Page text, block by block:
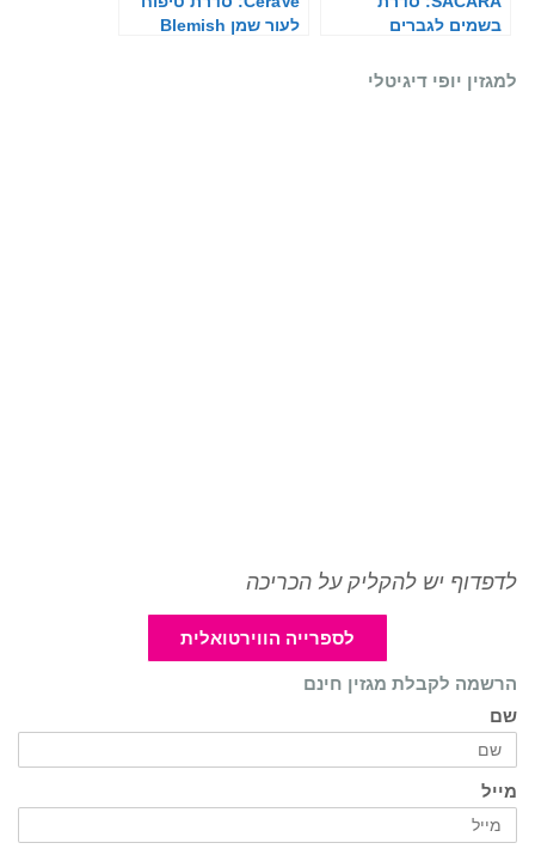
בשמים לגברים
לעור שמן Blemish
למגזין יופי דיגיטלי
לדפדוף יש להקליק על הכריכה
לספרייה הווירטואלית
הרשמה לקבלת מגזין חינם
שם
מייל